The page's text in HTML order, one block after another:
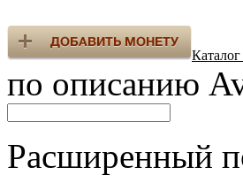
по описанию
Расширенный